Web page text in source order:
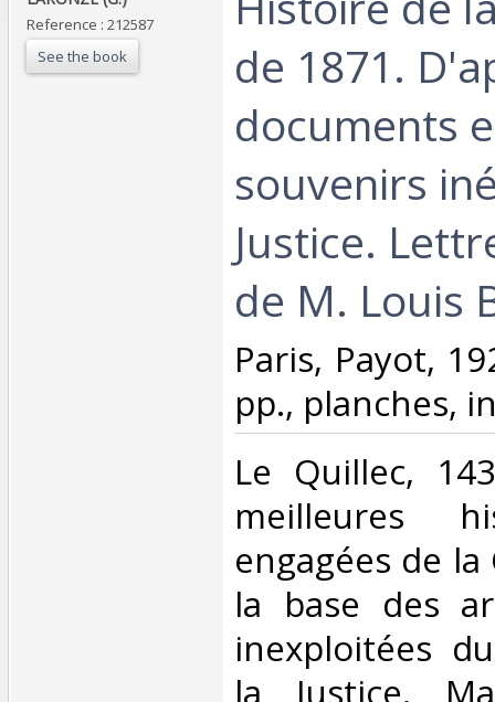
Reference : 212587
See the book
de 1871.
documents
souvenirs
Justice.
de M. Louis
‎Paris, Payot,
pp., planches,
‎Le Quillec,
meilleures
engagées de
la base des
inexploitées
la Justice.